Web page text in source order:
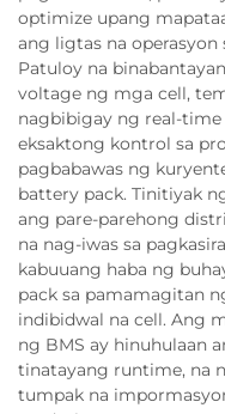
optimize upang
ang ligtas na
Patuloy na
voltage ng mga cell,
nagbibigay ng real-
eksaktong kontrol sa
pagbabawas ng
battery pack. Tinitiyak
ang pare-parehong
na nag-iwas sa
kabuuang haba ng
pack sa pamamagitan
indibidwal na cell. Ang
ng BMS ay hinuhulaan
tinatayang runtime, na
tumpak na